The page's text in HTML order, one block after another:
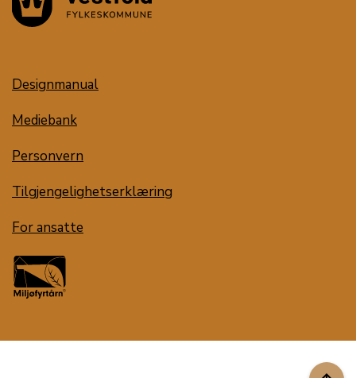
Designmanual
Mediebank
Personvern
Tilgjengelighetserklæring
For ansatte